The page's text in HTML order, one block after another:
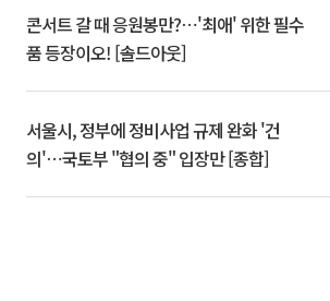
콘서트 갈 때 응원봉만?⋯'최애' 위한 필수
품 등장이오! [솔드아웃]
서울시, 정부에 정비사업 규제 완화 '건
의'⋯국토부 "협의 중" 입장만 [종합]